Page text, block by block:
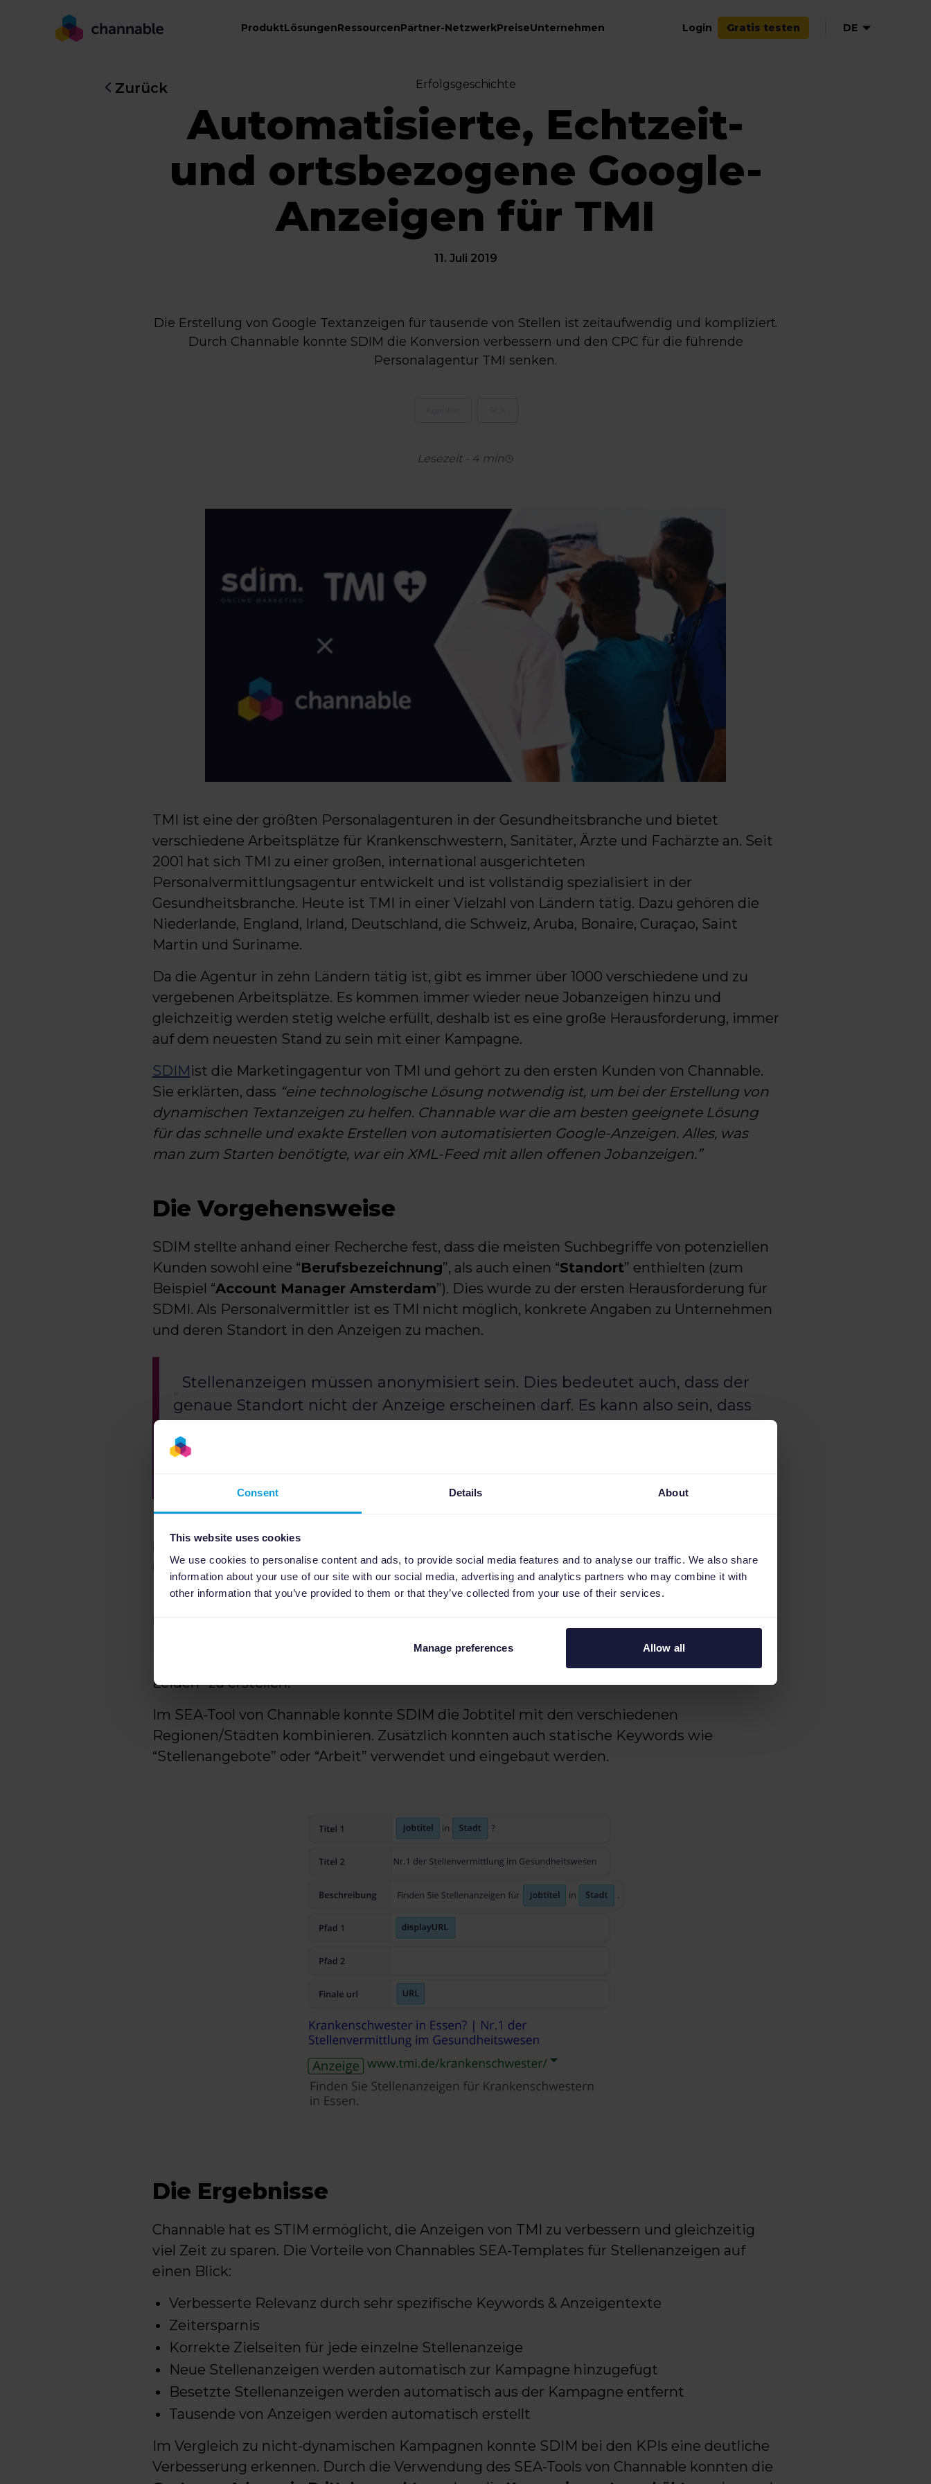
Consent Details About
This website uses cookies
We use cookies to personalise content and ads, to provide social media features and to analyse our traffic. We also share
information about your use of our site with our social media, advertising and analytics partners who may combine it with
other information that you’ve provided to them or that they’ve collected from your use of their services.
Manage preferences Allow all
ProduktLösungenRessourcenPartner-NetzwerkPreiseUnternehmen Login Gratis testen DE
Zurück Erfolgsgeschichte
Automatisierte, Echtzeit-
und ortsbezogene Google-
Anzeigen für TMI
11. Juli 2019
Die Erstellung von Google Textanzeigen für tausende von Stellen ist zeitaufwendig und kompliziert.
Durch Channable konnte SDIM die Konversion verbessern und den CPC für die führende
Personalagentur TMI senken.
Lesezeit - 4 min
TMI ist eine der größten Personalagenturen in der Gesundheitsbranche und bietet
verschiedene Arbeitsplätze für Krankenschwestern, Sanitäter, Ärzte und Fachärzte an. Seit
2001 hat sich TMI zu einer großen, international ausgerichteten
Personalvermittlungsagentur entwickelt und ist vollständig spezialisiert in der
Gesundheitsbranche. Heute ist TMI in einer Vielzahl von Ländern tätig. Dazu gehören die
Niederlande, England, Irland, Deutschland, die Schweiz, Aruba, Bonaire, Curaçao, Saint
Martin und Suriname.
Da die Agentur in zehn Ländern tätig ist, gibt es immer über 1000 verschiedene und zu
vergebenen Arbeitsplätze. Es kommen immer wieder neue Jobanzeigen hinzu und
gleichzeitig werden stetig welche erfüllt, deshalb ist es eine große Herausforderung, immer
auf dem neuesten Stand zu sein mit einer Kampagne.
SDIMist die Marketingagentur von TMI und gehört zu den ersten Kunden von Channable.
Sie erklärten, dass “eine technologische Lösung notwendig ist, um bei der Erstellung von
dynamischen Textanzeigen zu helfen. Channable war die am besten geeignete Lösung
für das schnelle und exakte Erstellen von automatisierten Google-Anzeigen. Alles, was
man zum Starten benötigte, war ein XML-Feed mit allen offenen Jobanzeigen.”
Die Vorgehensweise
SDIM stellte anhand einer Recherche fest, dass die meisten Suchbegriffe von potenziellen
Kunden sowohl eine “Berufsbezeichnung”, als auch einen “Standort” enthielten (zum
Beispiel “Account Manager Amsterdam”). Dies wurde zu der ersten Herausforderung für
SDMI. Als Personalvermittler ist es TMI nicht möglich, konkrete Angaben zu Unternehmen
und deren Standort in den Anzeigen zu machen.
Stellenanzeigen müssen anonymisiert sein. Dies bedeutet auch, dass der
genaue Standort nicht der Anzeige erscheinen darf. Es kann also sein, dass
ausgeschriebene Stelle auf Amstelveen, einem Vorort von Amsterdam,
befüllt, obwohl es laut der Recherche von SDMI sehr wichtig ist, einen genauen Standort
bei der Jobanzeige anzugeben.
Durch Channable hatte SDMI jedoch die Möglichkeit, spezifische “Stadtfelder”
Kombinationen zu erstellen. “Wir haben es geschafft, Keyword-Kombinationen wie zum
Beispiel "Account Manager gesucht in Südholland" oder "Account Manager gesucht in
Leiden" zu erstellen.”
Im SEA-Tool von Channable konnte SDIM die Jobtitel mit den verschiedenen
Regionen/Städten kombinieren. Zusätzlich konnten auch statische Keywords wie
“Stellenangebote” oder “Arbeit” verwendet und eingebaut werden.
Die Ergebnisse
Channable hat es STIM ermöglicht, die Anzeigen von TMI zu verbessern und gleichzeitig
viel Zeit zu sparen. Die Vorteile von Channables SEA-Templates für Stellenanzeigen auf
einen Blick:
Verbesserte Relevanz durch sehr spezifische Keywords & Anzeigentexte
Zeitersparnis
Korrekte Zielseiten für jede einzelne Stellenanzeige
Neue Stellenanzeigen werden automatisch zur Kampagne hinzugefügt
Besetzte Stellenanzeigen werden automatisch aus der Kampagne entfernt
Tausende von Anzeigen werden automatisch erstellt
Im Vergleich zu nicht-dynamischen Kampagnen konnte SDIM bei den KPIs eine deutliche
Verbesserung erkennen. Durch die Verwendung des SEA-Tools von Channable konnten die